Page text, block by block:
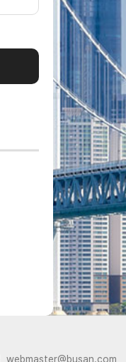
webmaster@busan.com